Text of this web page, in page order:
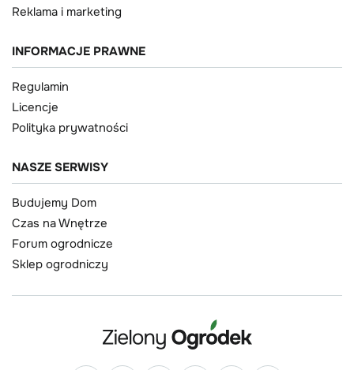
Reklama i marketing
INFORMACJE PRAWNE
Regulamin
Licencje
Polityka prywatności
NASZE SERWISY
Budujemy Dom
Czas na Wnętrze
Forum ogrodnicze
Sklep ogrodniczy